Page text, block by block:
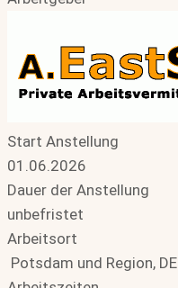
Start Anstellung
01.06.2026
Dauer der Anstellung
unbefristet
Arbeitsort
Potsdam und Region, DE